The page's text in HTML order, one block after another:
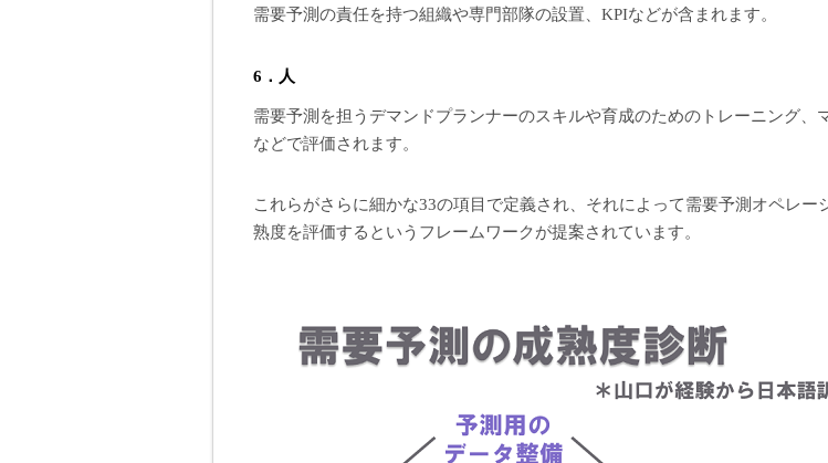
需要予測の責任を持つ組織や専門部隊の設置、KPIなどが含まれます。
6．人
需要予測を担うデマンドプランナーのスキルや育成のためのトレーニング、
などで評価されます。
これらがさらに細かな33の項目で定義され、それによって需要予測オペレー
熟度を評価するというフレームワークが提案されています。